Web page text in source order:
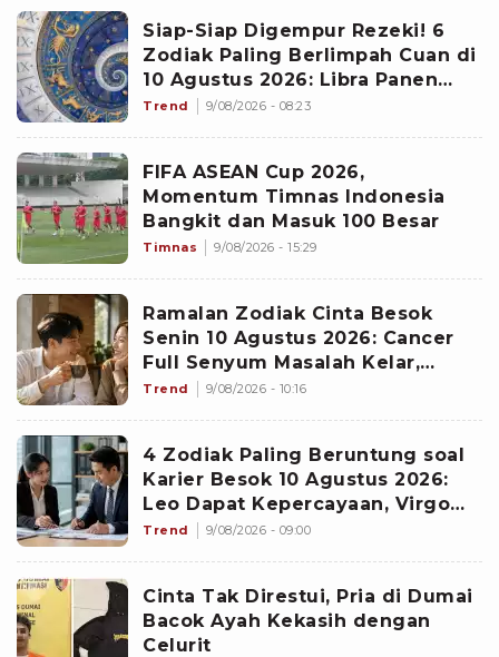
Siap-Siap Digempur Rezeki! 6
Zodiak Paling Berlimpah Cuan di
10 Agustus 2026: Libra Panen
Proyek Emas
Trend 9/08/2026 - 08:23
FIFA ASEAN Cup 2026,
Momentum Timnas Indonesia
Bangkit dan Masuk 100 Besar
Timnas 9/08/2026 - 15:29
Ramalan Zodiak Cinta Besok
Senin 10 Agustus 2026: Cancer
Full Senyum Masalah Kelar,
Scorpio Awas Terprovokasi
Trend 9/08/2026 - 10:16
4 Zodiak Paling Beruntung soal
Karier Besok 10 Agustus 2026:
Leo Dapat Kepercayaan, Virgo
Makin Diperhitungkan
Trend 9/08/2026 - 09:00
Cinta Tak Direstui, Pria di Dumai
Bacok Ayah Kekasih dengan
Celurit